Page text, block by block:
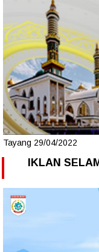
Tayang 29/04/2022
IKLAN